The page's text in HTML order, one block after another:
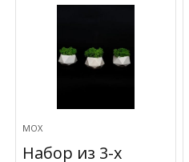
МОХ
Набор из 3-х